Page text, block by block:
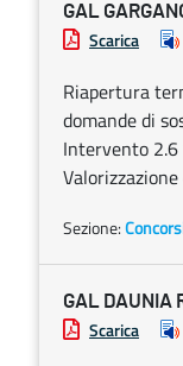
GAL
Scarica
Riapertura
domande di
Intervento
Sezione:
GAL DAUNIA
Scarica